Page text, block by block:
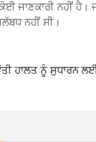
ਜਾਣਕਾਰੀ ਨਹੀਂ ਹੈ।
ਨਹੀਂ ਸੀ।
ਹਾਲਤ ਨੂੰ ਸੁਧਾਰਨ